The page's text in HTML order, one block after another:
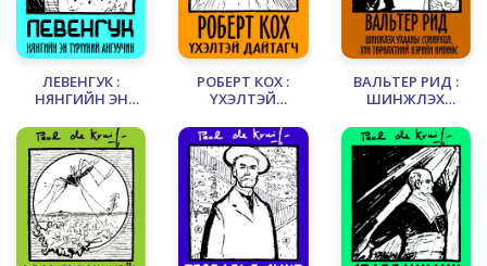
ЛЕВЕНГУК :
НЯНГИЙН ЭН
АНГУУЧИН
РОБЕРТ КОХ :
ҮХЭЛТЭЙ
ВАЛЬТЕР РИД :
ШИНЖЛЭХ
СОНИРХОЛ, ХҮН
ТӨРӨЛХТНИЙ
НЭРИЙН ӨМНӨӨС